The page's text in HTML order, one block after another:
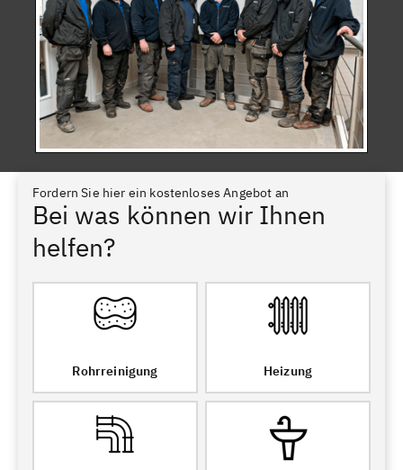
Fordern Sie hier ein kostenloses Angebot an
Bei was können wir Ihnen
helfen?
Rohrreinigung Heizung